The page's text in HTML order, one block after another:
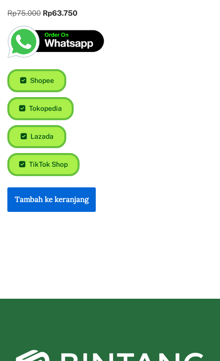
Rp75.000 Rp63.750
Shopee
Tokopedia
Lazada
TikTok Shop
Tambah ke keranjang